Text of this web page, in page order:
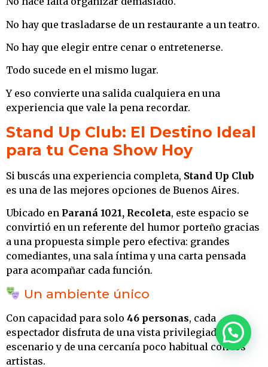
No hay que trasladarse de un restaurante a un teatro.
No hay que elegir entre cenar o entretenerse.
Todo sucede en el mismo lugar.
Y eso convierte una salida cualquiera en una
experiencia que vale la pena recordar.
Stand Up Club: El Destino Ideal
para tu Cena Show Hoy
Si buscás una experiencia completa, Stand Up Club
es una de las mejores opciones de Buenos Aires.
Ubicado en Paraná 1021, Recoleta, este espacio se
convirtió en un referente del humor porteño gracias
a una propuesta simple pero efectiva: grandes
comediantes, una sala íntima y una carta pensada
para acompañar cada función.
Un ambiente único
Con capacidad para solo 46 personas, cada
espectador disfruta de una vista privilegiada del
escenario y de una cercanía poco habitual con los
artistas.